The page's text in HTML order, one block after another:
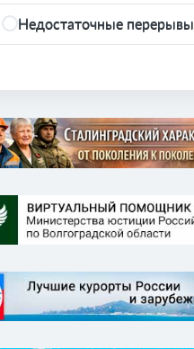
Недостаточные перерывы